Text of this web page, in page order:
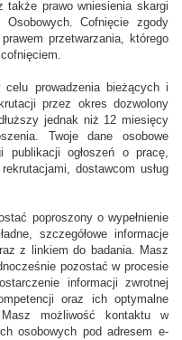
także prawo wniesienia skargi
Cofnięcie zgody
przetwarzania, którego
celu prowadzenia bieżących i
przez okres dozwolony
jednak niż 12 miesięcy
Twoje dane osobowe
publikacji ogłoszeń o pracę,
dostawcom usług
poproszony o wypełnienie
szczegółowe informacje
z linkiem do badania. Masz
pozostać w procesie
informacji zwrotnej
oraz ich optymalne
możliwość kontaktu w
osobowych pod adresem e-